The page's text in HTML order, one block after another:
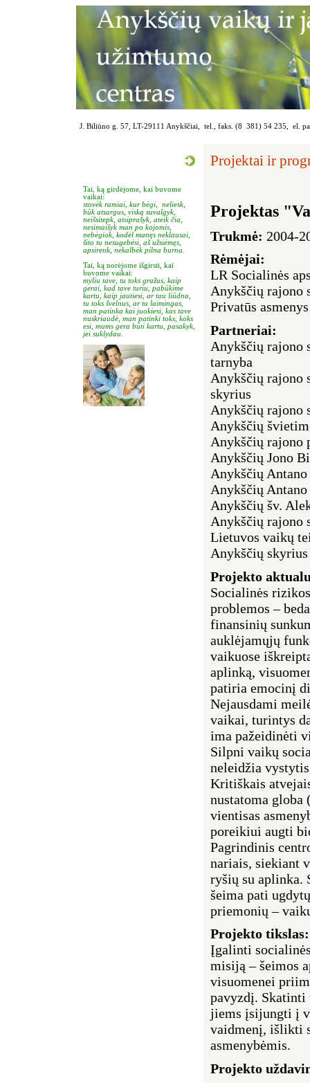
J. Biliūno g. 57, LT-29111 Anykščiai, tel., faks. (8 381) 54 235, el.
Projektai ir
Tai, ką girdėjome, kai buvome
vaikai:
stovėk ramiai, kur bėgi, neliesk,
būk atsargus, viską suvalgyk,
neišsitepk, atsiprašyk, ateik čia,
nesimaišyk man po kojomis,
nebėgiok, kodėl manęs neklausai,
šito tu nesugebėsi, aš užsiėmęs,
apsirenk, nekalbėk pilna burna.
Tai, ką norėjome išgirsti, kai
buvome vaikai:
myliu tave, tu toks gražus, kaip
gerai, kad tave turiu, pabūkime
kartu, kaip jautiesi, ar tau liūdna,
tu toks švelnus, ar tu laimingas,
man patinka kai juokiesi, kas tave
nuskriaudė, man patinki toks, koks
esi, mums gera būti kartu, pasakyk,
jei suklydau.
Projektas
Trukmė: 2004-
Rėmėjai:
LR Socialinės
Anykščių rajono
Privatūs asmenys
Partneriai:
Anykščių rajono
tarnyba
Anykščių rajono
skyrius
Anykščių rajono
Anykščių
Anykščių rajono
Anykščių Jono
Anykščių
Anykščių
Anykščių šv.
Anykščių rajono
Lietuvos vaikų
Anykščių skyrius
Projekto
Socialinės
problemos –
finansinių
auklėjamųjų
vaikuose
aplinką,
patiria emocinį
Nejausdami
vaikai, turintys
ima pažeidinėti
Silpni vaikų
neleidžia
Kritiškais
nustatoma globa
vientisas
poreikiui augti
Pagrindinis
nariais, siekiant
ryšių su aplinka.
šeima pati
priemonių –
Projekto tikslas:
Įgalinti
misiją – šeimos
visuomenei
pavyzdį.
jiems įsijungti į
vaidmenį, išlikti
asmenybėmis.
Projekto